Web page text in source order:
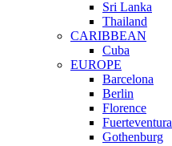
Sri Lanka
Thailand
CARIBBEAN
Cuba
EUROPE
Barcelona
Berlin
Florence
Fuerteventura
Gothenburg